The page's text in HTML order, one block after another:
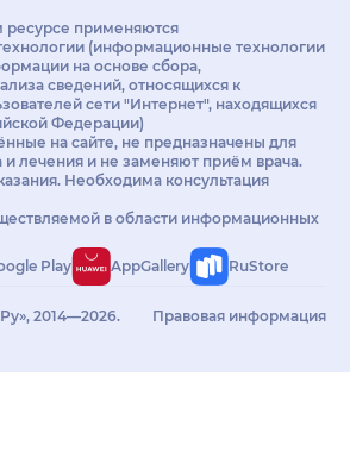
применяются
(информационные технологии
на основе сбора,
сведений, относящихся к
сети "Интернет", находящихся
Федерации)
на сайте, не предназначены для
и лечения и не заменяют приём врача.
Необходима консультация
в области информационных
Play AppGallery RuStore
2014—2026.
Правовая информация